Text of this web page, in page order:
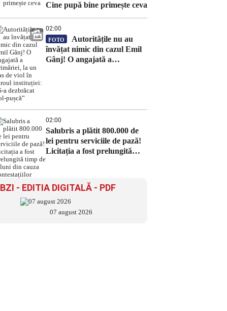
Cine pupă bine primește ceva
02:00
FOTO
Autoritățile nu au
învățat nimic din cazul Emil
Gânj! O angajată a
02:00
Salubris a plătit 800.000 de
lei pentru serviciile de pază!
Licitația a fost prelungită
BZI - EDITIA DIGITALĂ - PDF
07 august 2026